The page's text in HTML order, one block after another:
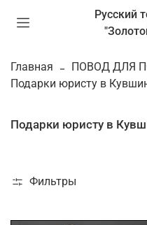
Русский
Главная ПОВОД ДЛЯ
Подарки юристу в
Подарки юристу в
Фильтры